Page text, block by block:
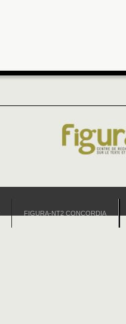
FIGURA-NT2 CONCORDIA